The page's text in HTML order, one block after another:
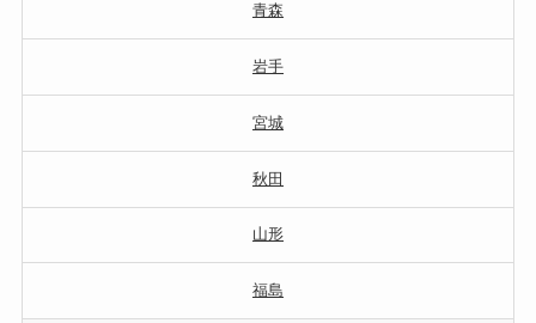
青森
岩手
宮城
秋田
山形
福島